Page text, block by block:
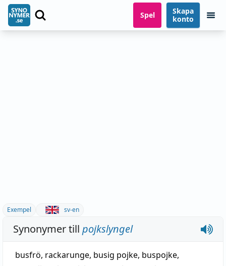
Spel
Skapa
konto
Exempel sv-en
Synonymer till pojkslyngel
busfrö, rackarunge, busig pojke, buspojke,